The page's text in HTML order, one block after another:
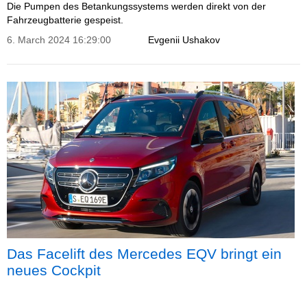
Die Pumpen des Betankungssystems werden direkt von der
Fahrzeugbatterie gespeist.
Evgenii Ushakov
6. March 2024 16:29:00
Das Facelift des Mercedes EQV bringt ein
neues Cockpit